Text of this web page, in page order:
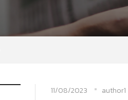
11/08/2023 author1